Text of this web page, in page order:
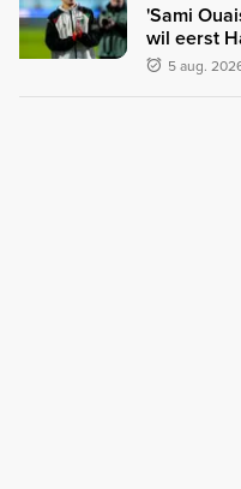
'Sami
wil eerst
5 aug.